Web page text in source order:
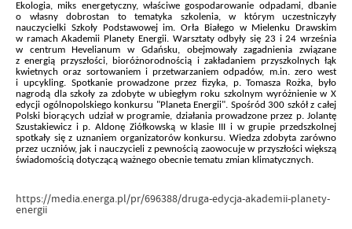
Ekologia, miks energetyczny, właściwe gospodarowanie odpadami, dbanie
o własny dobrostan to tematyka szkolenia, w którym uczestniczyły
nauczycielki Szkoły Podstawowej im. Orła Białego w Mielenku Drawskim
w ramach Akademii Planety Energii. Warsztaty odbyły się 23 i 24 września
w centrum Hevelianum w Gdańsku, obejmowały zagadnienia związane
z energią przyszłości, bioróżnorodnością i zakładaniem przyszkolnych łąk
kwietnych oraz sortowaniem i przetwarzaniem odpadów, m.in. zero west
i upcykling. Spotkanie prowadzone przez fizyka, p. Tomasza Rożka, było
nagrodą dla szkoły za zdobyte w ubiegłym roku szkolnym wyróżnienie w X
edycji ogólnopolskiego konkursu "Planeta Energii". Spośród 300 szkół z całej
Polski biorących udział w programie, działania prowadzone przez p. Jolantę
Szustakiewicz i p. Aldonę Ziółkowską w klasie III i w grupie przedszkolnej
spotkały się z uznaniem organizatorów konkursu. Wiedza zdobyta zarówno
przez uczniów, jak i nauczycieli z pewnością zaowocuje w przyszłości większą
świadomością dotyczącą ważnego obecnie tematu zmian klimatycznych.
https://media.energa.pl/pr/696388/druga-edycja-akademii-planety-
energii